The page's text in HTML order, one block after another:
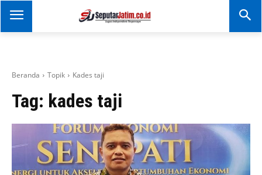
SEPUTAR JATIM
Portal Informasi Dan
Beranda Topik Kades taji
Tag: kades taji